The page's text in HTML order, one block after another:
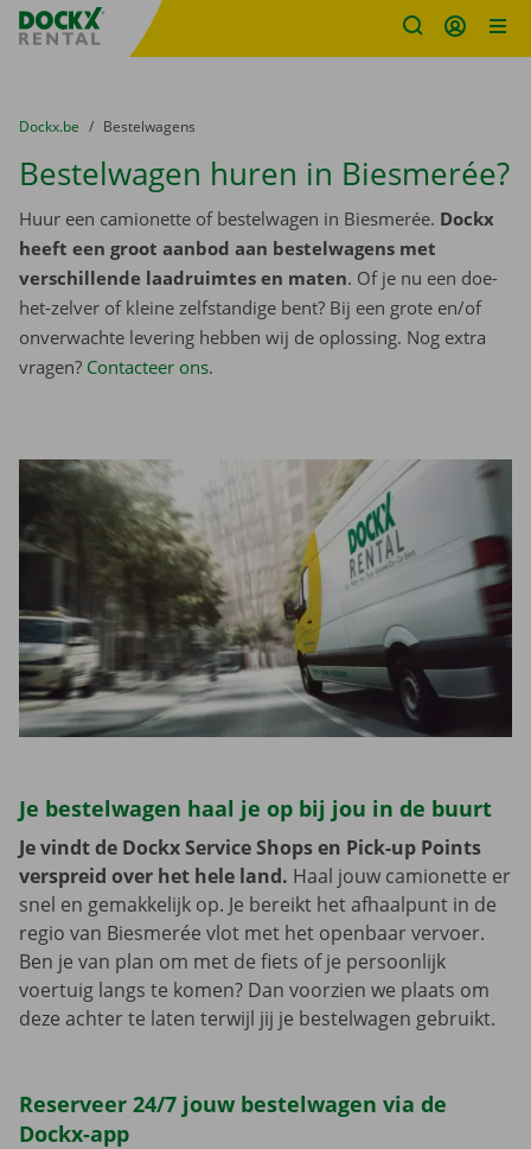
Fratello DEMO
U bevindt zich hier:
van
Dockx.be naar
Bestelwagens
Bestelwagen huren in Biesmerée?
Huur een camionette of bestelwagen in Biesmerée. Dockx
heeft een groot aanbod aan bestelwagens met
verschillende laadruimtes en maten. Of je nu een doe-
het-zelver of kleine zelfstandige bent? Bij een grote en/of
onverwachte levering hebben wij de oplossing. Nog extra
vragen? Contacteer ons.
Je bestelwagen haal je op bij jou in de buurt
Je vindt de Dockx Service Shops en Pick-up Points
verspreid over het hele land. Haal jouw camionette er
snel en gemakkelijk op. Je bereikt het afhaalpunt in de
regio van Biesmerée vlot met het openbaar vervoer.
Ben je van plan om met de fiets of je persoonlijk
voertuig langs te komen? Dan voorzien we plaats om
deze achter te laten terwijl jij je bestelwagen gebruikt.
Reserveer 24/7 jouw bestelwagen via de
Dockx-app